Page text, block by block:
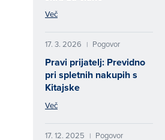
Več
17. 3. 2026 | Pogovor
Pravi prijatelj: Previdno
pri spletnih nakupih s
Kitajske
Več
17. 12. 2025 | Pogovor